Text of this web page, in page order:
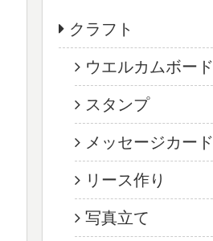
クラフト
ウエルカムボード
スタンプ
メッセージカード
リース作り
写真立て